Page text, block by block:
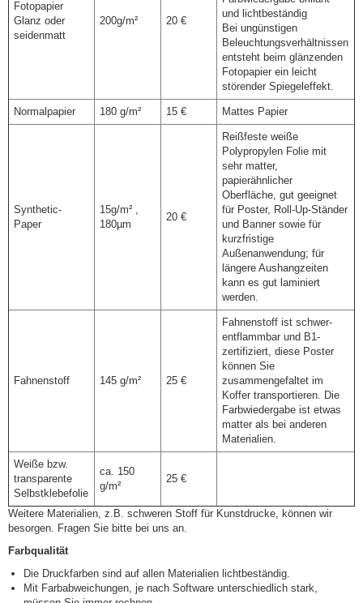
Fotopapier
Glanz oder
seidenmatt
200g/m² 20 €
und lichtbeständig
Bei ungünstigen
Beleuchtungsverhältnissen
entsteht beim glänzenden
Fotopapier ein leicht
störender Spiegeleffekt.
Normalpapier 180 g/m² 15 € Mattes Papier
Synthetic-
Paper
15g/m² ,
180µm
20 €
Reißfeste weiße
Polypropylen Folie mit
sehr matter,
papierähnlicher
Oberfläche, gut geeignet
für Poster, Roll-Up-Ständer
und Banner sowie für
kurzfristige
Außenanwendung; für
längere Aushangzeiten
kann es gut laminiert
werden.
Fahnenstoff 145 g/m² 25 €
Fahnenstoff ist schwer-
entflammbar und B1-
zertifiziert, diese Poster
können Sie
zusammengefaltet im
Koffer transportieren. Die
Farbwiedergabe ist etwas
matter als bei anderen
Materialien.
Weiße bzw.
transparente
Selbstklebefolie
ca. 150
g/m²
25 €
Weitere Materialien, z.B. schweren Stoff für Kunstdrucke, können wir
besorgen. Fragen Sie bitte bei uns an.
Farbqualität
Die Druckfarben sind auf allen Materialien lichtbeständig.
Mit Farbabweichungen, je nach Software unterschiedlich stark,